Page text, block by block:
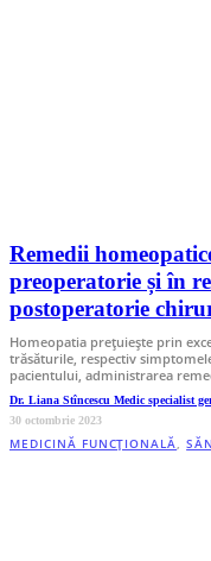
Remedii
preoperatorie și în
postoperatorie
Homeopatia prețuieşte prin
trăsăturile, respectiv
pacientului, administrarea
Dr. Liana Stîncescu Medic specialist
30 octombrie 2023
MEDICINĂ FUNCȚIONALĂ,